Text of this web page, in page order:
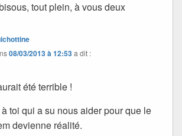
tout plein, à vous deux
08/03/2013 à 12:53a dit :
été terrible !
toi qui a su nous aider pour que le
devienne réalité.